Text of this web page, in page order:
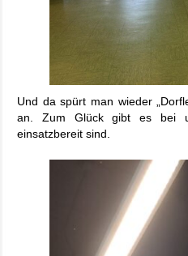
Und da spürt man wieder
an. Zum Glück gibt es bei
einsatzbereit sind.